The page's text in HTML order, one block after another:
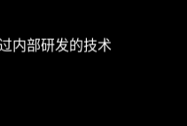
内部研发的技术